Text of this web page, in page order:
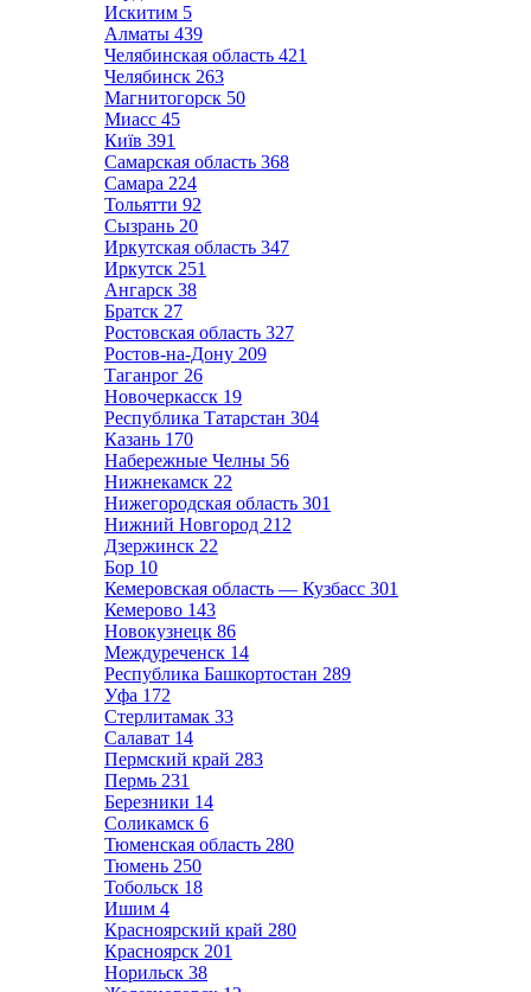
Искитим 5
Алматы 439
Челябинская область 421
Челябинск 263
Магнитогорск 50
Миасс 45
Київ 391
Самарская область 368
Самара 224
Тольятти 92
Сызрань 20
Иркутская область 347
Иркутск 251
Ангарск 38
Братск 27
Ростовская область 327
Ростов-на-Дону 209
Таганрог 26
Новочеркасск 19
Республика Татарстан 304
Казань 170
Набережные Челны 56
Нижнекамск 22
Нижегородская область 301
Нижний Новгород 212
Дзержинск 22
Бор 10
Кемеровская область — Кузбасс 301
Кемерово 143
Новокузнецк 86
Междуреченск 14
Республика Башкортостан 289
Уфа 172
Стерлитамак 33
Салават 14
Пермский край 283
Пермь 231
Березники 14
Соликамск 6
Тюменская область 280
Тюмень 250
Тобольск 18
Ишим 4
Красноярский край 280
Красноярск 201
Норильск 38